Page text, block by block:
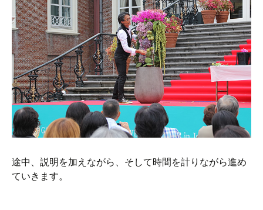
途中、説明を加えながら、そして時間を計りながら進め
ていきます。